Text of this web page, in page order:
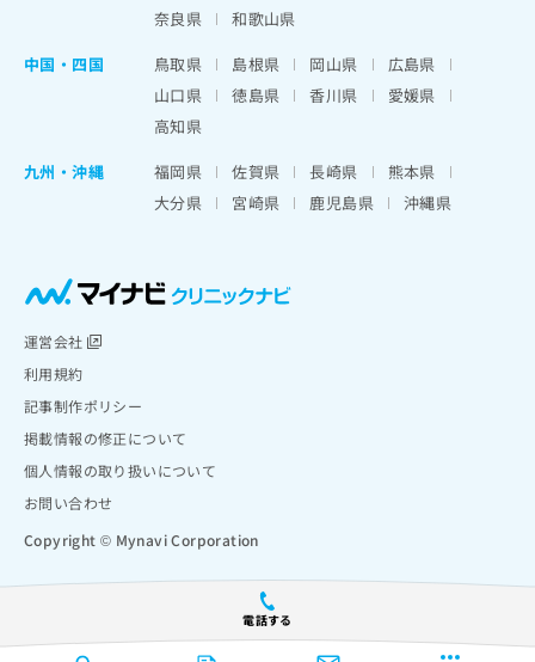
電話する
奈良県
和歌山県
中国・四国
鳥取県 島根県 岡山県
広島県
山口県
徳島県 香川県
愛媛県
高知県
九州・沖縄
福岡県 佐賀県 長崎県
熊本県
大分県
宮崎県 鹿児島県 沖縄県
運営会社
利用規約
記事制作ポリシー
掲載情報の修正について
個人情報の取り扱いについて
お問い合わせ
Copyright © Mynavi Corporation